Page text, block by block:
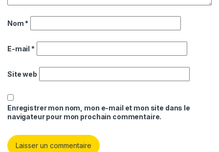
Nom *
E-mail *
Site web
Enregistrer mon nom, mon e-mail et mon site dans le
navigateur pour mon prochain commentaire.